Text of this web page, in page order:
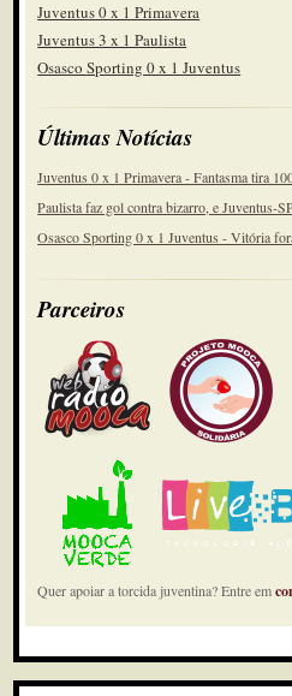
Juventus 0 x 1 Primavera
Juventus 3 x 1 Paulista
Osasco Sporting 0 x 1 Juventus
Últimas Notícias
Juventus 0 x 1 Primavera - Fantasma tira
Paulista faz gol contra bizarro, e Juventus-
Osasco Sporting 0 x 1 Juventus - Vitória
Parceiros
Quer apoiar a torcida juventina? Entre em